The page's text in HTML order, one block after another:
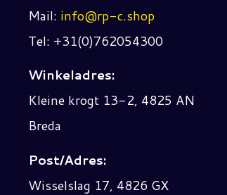
Mail: info@rp-c.shop
Tel: +31(0)762054300
Winkeladres:
Kleine krogt 13-2, 4825 AN
Breda
Post/Adres:
Wisselslag 17, 4826 GX